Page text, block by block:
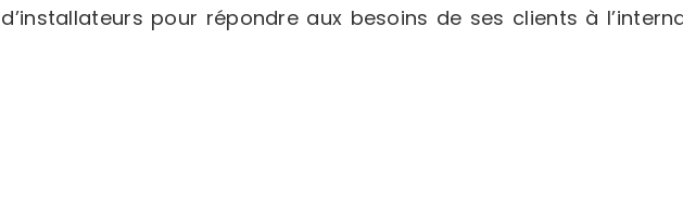
d’installateurs pour répondre aux besoins de ses clients à